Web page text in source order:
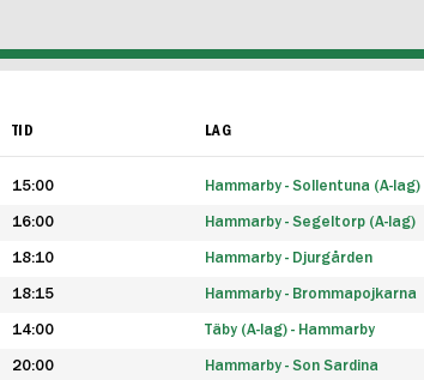
TID LAG
15:00 Hammarby - Sollentuna (A-lag)
16:00 Hammarby - Segeltorp (A-lag)
18:10 Hammarby - Djurgården
18:15 Hammarby - Brommapojkarna
14:00 Täby (A-lag) - Hammarby
20:00 Hammarby - Son Sardina